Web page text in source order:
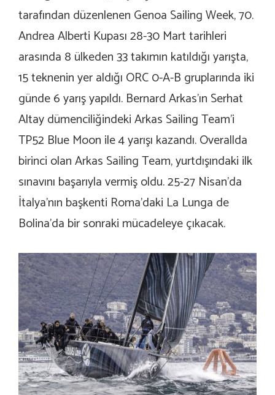
tarafından düzenlenen Genoa Sailing Week, 70.
Andrea Alberti Kupası 28-30 Mart tarihleri
arasında 8 ülkeden 33 takımın katıldığı yarışta,
15 teknenin yer aldığı ORC 0-A-B gruplarında iki
günde 6 yarış yapıldı. Bernard Arkas’ın Serhat
Altay dümenciliğindeki Arkas Sailing Team’i
TP52 Blue Moon ile 4 yarışı kazandı. Overallda
birinci olanArkas SailingTeam, yurtdışındaki ilk
sınavını başarıyla vermiş oldu. 25-27 Nisan’da
İtalya’nın başkenti Roma’daki La Lunga de
Bolina’da bir sonraki mücadeleye çıkacak.